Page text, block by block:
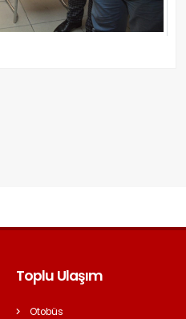
Toplu Ulaşım
Otobüs